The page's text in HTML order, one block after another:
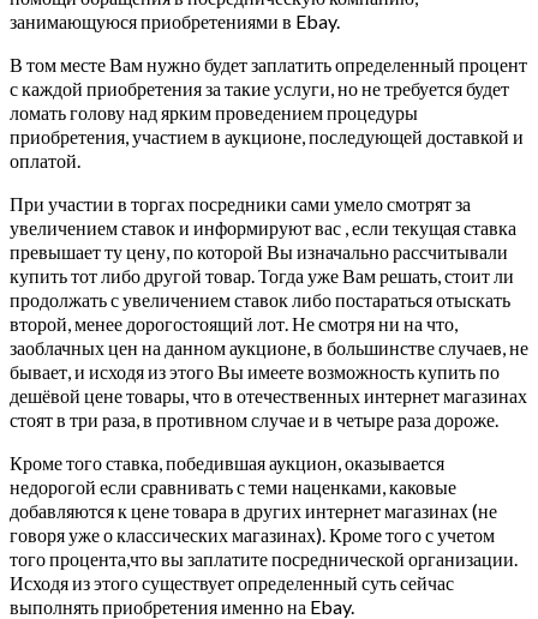
занимающуюся приобретениями в Ebay.
В том месте Вам нужно будет заплатить определенный процент
с каждой приобретения за такие услуги, но не требуется будет
ломать голову над ярким проведением процедуры
приобретения, участием в аукционе, последующей доставкой и
оплатой.
При участии в торгах посредники сами умело смотрят за
увеличением ставок и информируют вас , если текущая ставка
превышает ту цену, по которой Вы изначально рассчитывали
купить тот либо другой товар. Тогда уже Вам решать, стоит ли
продолжать с увеличением ставок либо постараться отыскать
второй, менее дорогостоящий лот. Не смотря ни на что,
заоблачных цен на данном аукционе, в большинстве случаев, не
бывает, и исходя из этого Вы имеете возможность купить по
дешёвой цене товары, что в отечественных интернет магазинах
стоят в три раза, в противном случае и в четыре раза дороже.
Кроме того ставка, победившая аукцион, оказывается
недорогой если сравнивать с теми наценками, каковые
добавляются к цене товара в других интернет магазинах (не
говоря уже о классических магазинах). Кроме того с учетом
того процента,что вы заплатите посреднической организации.
Исходя из этого существует определенный суть сейчас
выполнять приобретения именно на Ebay.